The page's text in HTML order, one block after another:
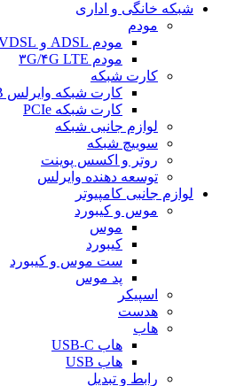
شبکه خانگی و اداری
مودم
مودم ADSL و VDSL
مودم ۳G/۴G LTE
کارت شبکه
کارت شبکه وایرلس USB
کارت شبکه PCIe
لوازم جانبی شبکه
سوییچ شبکه
روتر و اکسس پوینت
توسعه دهنده وایرلس
لوازم جانبی کامپیوتر
موس و کیبورد
موس
کیبورد
ست موس و کیبورد
پد موس
اسپیکر
هدست
هاب
هاب USB-C
هاب USB
رابط و تبدیل